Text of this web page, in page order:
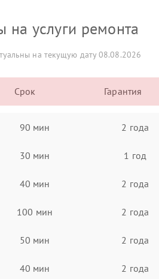
на услуги ремонта
на текущую дату 08.08.2026
Срок Гарантия
90 мин 2 года
30 мин 1 год
40 мин 2 года
100 мин 2 года
50 мин 2 года
40 мин 2 года